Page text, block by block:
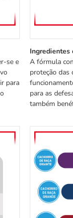
se e
para
Ingredientes
A fórmula
proteção das
para as
também